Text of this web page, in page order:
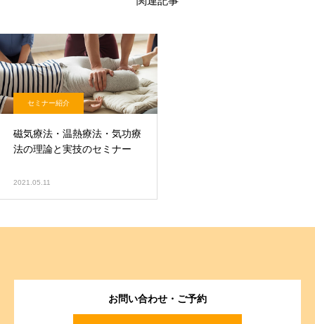
セミナー紹介
磁気療法・温熱療法・気功療
法の理論と実技のセミナー
2021.05.11
お問い合わせ・ご予約